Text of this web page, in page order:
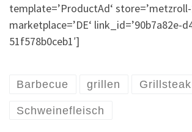
template=’ProductAd‘ store=’metzroll-
marketplace=’DE‘ link_id=’90b7a82e-
51f578b0ceb1′]
Barbecue grillen Grillsteak
Schweinefleisch